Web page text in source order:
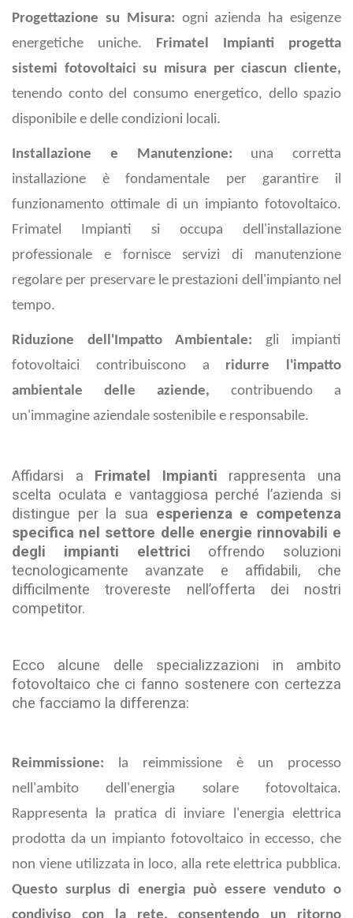
Progettazione su Misura: ogni azienda ha esigenze
energetiche uniche. Frimatel Impianti progetta
sistemi fotovoltaici su misura per ciascun cliente,
tenendo conto del consumo energetico, dello spazio
disponibile e delle condizioni locali.
Installazione e Manutenzione: una corretta
installazione è fondamentale per garantire il
funzionamento ottimale di un impianto fotovoltaico.
Frimatel Impianti si occupa dell'installazione
professionale e fornisce servizi di manutenzione
regolare per preservare le prestazioni dell'impianto nel
tempo.
Riduzione dell'Impatto Ambientale: gli impianti
fotovoltaici contribuiscono a ridurre l'impatto
ambientale delle aziende, contribuendo a
un'immagine aziendale sostenibile e responsabile.
Affidarsi a Frimatel Impianti rappresenta una
scelta oculata e vantaggiosa perché l’azienda si
distingue per la sua esperienza e competenza
specifica nel settore delle energie rinnovabili e
degli impianti elettrici offrendo soluzioni
tecnologicamente avanzate e affidabili, che
difficilmente trovereste nell’offerta dei nostri
competitor.
Ecco alcune delle specializzazioni in ambito
fotovoltaico che ci fanno sostenere con certezza
che facciamo la differenza:
Reimmissione: la reimmissione è un processo
nell'ambito dell'energia solare fotovoltaica.
Rappresenta la pratica di inviare l'energia elettrica
prodotta da un impianto fotovoltaico in eccesso, che
non viene utilizzata in loco, alla rete elettrica pubblica.
Questo surplus di energia può essere venduto o